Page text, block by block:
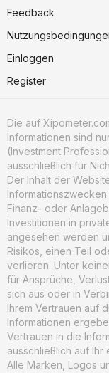
Feedback
Einloggen
Register
Die auf
Informationen sind
(Investment
ausschließlich für
Der Inhalt der
Finanz- oder
Investitionen in
angesehen werden
Risikos, einen Teil
verlieren. Unter
für Ansprüche,
sich aus oder in
Ihrem Vertrauen auf
Informationen
Vertrauen in die
ausschließlich auf Ihr
Alle Marken, Logos